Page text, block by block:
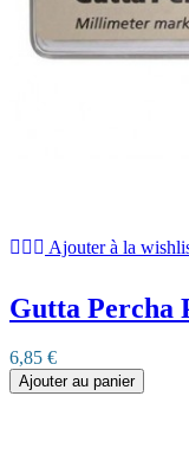
Ajouter à la
Gutta Percha
6,85 €
Ajouter au panier